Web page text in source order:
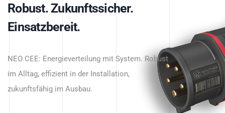
Intelligente Stromverteilung
beginnt hier.
Robust. Zukunftssicher.
Einsatzbereit.
NEO CEE: Energieverteilung mit System. Robust
im Alltag, effizient in der Installation,
zukunftsfähig im Ausbau.
Intelligenz trifft Energie.
Anwendungen – robust, IP-geschützt und
zukunftsfähig.